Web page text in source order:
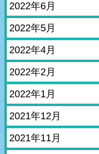
2022年6月
2022年5月
2022年4月
2022年2月
2022年1月
2021年12月
2021年11月